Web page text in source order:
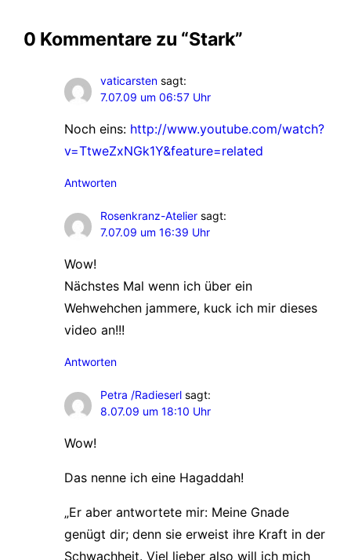
0 Kommentare zu “Stark”
vaticarsten sagt:
7.07.09 um 06:57 Uhr
Noch eins: http://www.youtube.com/watch?
v=TtweZxNGk1Y&feature=related
Antworten
Rosenkranz-Atelier sagt:
7.07.09 um 16:39 Uhr
Wow!
Nächstes Mal wenn ich über ein
Wehwehchen jammere, kuck ich mir dieses
video an!!!
Antworten
Petra /Radieserl sagt:
8.07.09 um 18:10 Uhr
Wow!
Das nenne ich eine Hagaddah!
„Er aber antwortete mir: Meine Gnade
genügt dir; denn sie erweist ihre Kraft in der
Schwachheit. Viel lieber also will ich mich